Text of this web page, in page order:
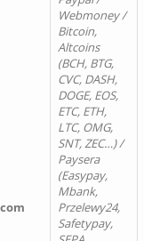
Webmoney /
Bitcoin,
Altcoins
(BCH, BTG,
CVC, DASH,
DOGE, EOS,
ETC, ETH,
LTC, OMG,
SNT, ZEC…) /
Paysera
(Easypay,
Mbank,
Przelewy24,
Safetypay,